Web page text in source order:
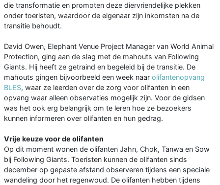
die transformatie en promoten deze diervriendelijke plekken
onder toeristen, waardoor de eigenaar zijn inkomsten na de
transitie behoudt.
David Owen, Elephant Venue Project Manager van World Animal
Protection, ging aan de slag met de mahouts van Following
Giants. Hij heeft ze getraind en begeleid bij de transitie. De
mahouts gingen bijvoorbeeld een week naar olifantenopvang
BLES, waar ze leerden over de zorg voor olifanten in een
opvang waar alleen observaties mogelijk zijn. Voor de gidsen
was het ook erg belangrijk om te leren hoe ze bezoekers
kunnen informeren over olifanten en hun gedrag.
Vrije keuze voor de olifanten
Op dit moment wonen de olifanten Jahn, Chok, Tanwa en Sow
bij Following Giants. Toeristen kunnen de olifanten sinds
december op gepaste afstand observeren tijdens een speciale
wandeling door het regenwoud. De olifanten hebben tijdens